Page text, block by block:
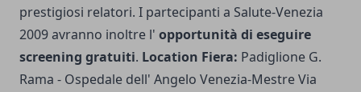
prestigiosi relatori. I partecipanti a Salute-Venezia
2009 avranno inoltre l' opportunità di eseguire
screening gratuiti. Location Fiera: Padiglione G.
Rama - Ospedale dell' Angelo Venezia-Mestre Via